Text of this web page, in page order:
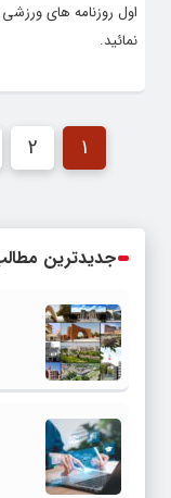
نمائید.
1
2
جدیدترین